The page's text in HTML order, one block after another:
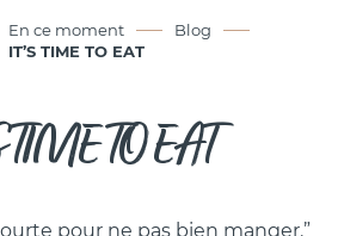
En ce moment
Blog
IT’S TIME TO EAT
TIME TO EAT
pour ne pas bien manger.”